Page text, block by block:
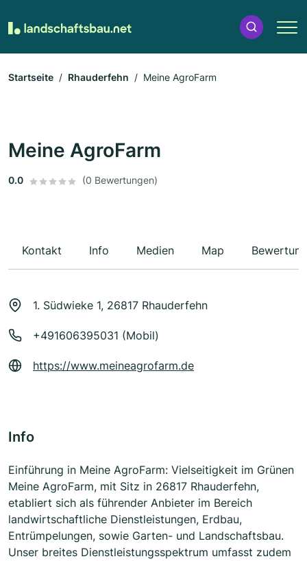
Startseite Rhauderfehn Meine AgroFarm
Meine AgroFarm
0.0 (0 Bewertungen)
Kontakt Info Medien Map
1. Südwieke 1, 26817 Rhauderfehn
+491606395031 (Mobil)
https://www.meineagrofarm.de
Info
Einführung in Meine AgroFarm: Vielseitigkeit im Grünen
Meine AgroFarm, mit Sitz in 26817 Rhauderfehn,
etabliert sich als führender Anbieter im Bereich
landwirtschaftliche Dienstleistungen, Erdbau,
Entrümpelungen, sowie Garten- und Landschaftsbau.
Unser breites Dienstleistungsspektrum umfasst zudem